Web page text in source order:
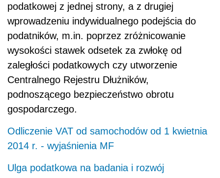
podatkowej z jednej strony, a z drugiej
wprowadzeniu indywidualnego podejścia do
podatników, m.in. poprzez zróżnicowanie
wysokości stawek odsetek za zwłokę od
zaległości podatkowych czy utworzenie
Centralnego Rejestru Dłużników,
podnoszącego bezpieczeństwo obrotu
gospodarczego.
Odliczenie VAT od samochodów od 1 kwietnia
2014 r. - wyjaśnienia MF
Ulga podatkowa na badania i rozwój